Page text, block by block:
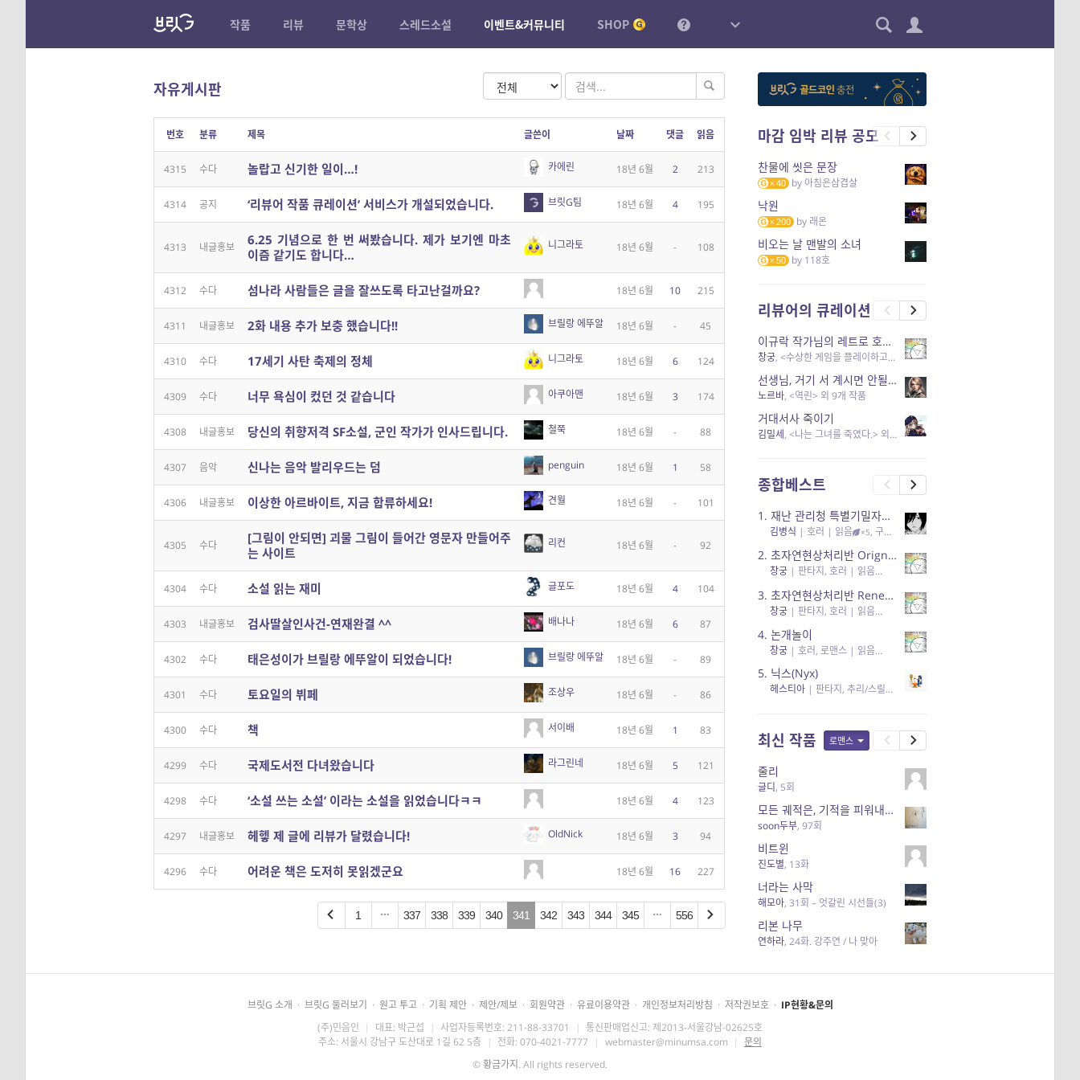
작품 리뷰 문학상 스레드소설 이벤트&커뮤니티 SHOP
자유게시판
번호 분류 제목 글쓴이 날짜 댓글 읽음
4315 수다 놀랍고 신기한 일이…! 카에린 18년 6월 2 213
4314 공지 ‘리뷰어 작품 큐레이션’ 서비스가 개설되었습니다. 브릿G팀 18년 6월 4 195
4313 내글홍보
6.25 기념으로 한 번 써봤습니다. 제가 보기엔 마초
이즘 같기도 합니다…
니그라토 18년 6월 - 108
4312 수다 섬나라 사람들은 글을 잘쓰도록 타고난걸까요? 18년 6월 10 215
4311 내글홍보 2화 내용 추가 보충 했습니다!! 브릴랑 에뚜알 18년 6월 - 45
4310 수다 17세기 사탄 축제의 정체 니그라토 18년 6월 6 124
4309 수다 너무 욕심이 컸던 것 같습니다 아쿠아맨 18년 6월 3 174
4308 내글홍보 당신의 취향저격 SF소설, 군인 작가가 인사드립니다. 철쭉 18년 6월 - 88
4307 음악 신나는 음악 발리우드는 덤 penguin 18년 6월 1 58
4306 내글홍보 이상한 아르바이트, 지금 합류하세요! 견월 18년 6월 - 101
4305 수다
[그림이 안되면] 괴물 그림이 들어간 영문자 만들어주
는 사이트
리컨 18년 6월 - 92
4304 수다 소설 읽는 재미 글포도 18년 6월 4 104
4303 내글홍보 검사딸살인사건-연재완결 ^^ 배나나 18년 6월 6 87
4302 수다 태은성이가 브릴랑 에뚜알이 되었습니다! 브릴랑 에뚜알 18년 6월 - 89
4301 수다 토요일의 뷔페 조상우 18년 6월 - 86
4300 수다 책 서이배 18년 6월 1 83
4299 수다 국제도서전 다녀왔습니다 라그린네 18년 6월 5 121
4298 수다 ‘소설 쓰는 소설’ 이라는 소설을 읽었습니다ㅋㅋ 18년 6월 4 123
4297 내글홍보 헤헿 제 글에 리뷰가 달렸습니다! OldNick 18년 6월 3 94
4296 수다 어려운 책은 도저히 못읽겠군요 18년 6월 16 227
1 337 338 339 340 341 342 343 344 345 556
마감 임박 리뷰 공모
찬물에 씻은 문장
40 by 아침은삼겹살
낙원
200 by 래온
비오는 날 맨발의 소녀
50 by 118호
리뷰어의 큐레이션
이규락 작가님의 레트로 호러 리뷰
창궁, <수상한 게임을 플레이하고 있어> 외 3개 작품
선생님, 거기 서 계시면 안될 것 같은데요-역할 클리셰를 비튼 작품들
노르바, <역린> 외 9개 작품
거대서사 죽이기
김밀세, <나는 그녀를 죽였다.> 외 1개 작품
종합베스트
1. 재난 관리청 특별기밀자료들
김병식 | 호러 | 읽음 ×5, 구독 , 응원95, 리뷰3
2. 초자연현상처리반 Orignal + True Ending
창궁| 판타지, 호러 | 읽음 , 구독 , 응원6
3. 초자연현상처리반 Renewal
창궁| 판타지, 호러 | 읽음 , 구독 , 응원82, 리뷰4
4. 논개놀이
창궁| 호러, 로맨스| 읽음 , 공감11, 응원25
5. 닉스(Nyx)
헤스티아| 판타지, 추리/스릴러 | 읽음
최신 작품 로맨스
줄리
글디 , 5회
모든 궤적은, 기적을 피워내기 위해 있다.
soon두부, 97회
비트윈
진도별, 13화
너라는 사막
해모아, 31회 – 엇갈린 시선들(3)
리본 나무
연하라, 24화. 강주연 / 나 맞아
브릿G 소개 · 브릿G 둘러보기 · 원고 투고 · 기획 제안 · 제안/제보 · 회원약관 · 유료이용약관 · 개인정보처리방침 · 저작권보호 · IP현황&문의
(주)민음인 | 대표: 박근섭 | 사업자등록번호: 211-88-33701 | 통신판매업신고: 제2013-서울강남-02625호
주소: 서울시 강남구 도산대로 1길 62 5층 | 전화: 070-4021-7777 | webmaster@minumsa.com | 문의
©황금가지 . All rights reserved.